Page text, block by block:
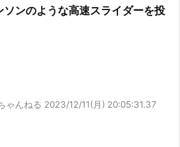
ソンのような高速スライダーを投
ゃんねる 2023/12/11(月) 20:05:31.37